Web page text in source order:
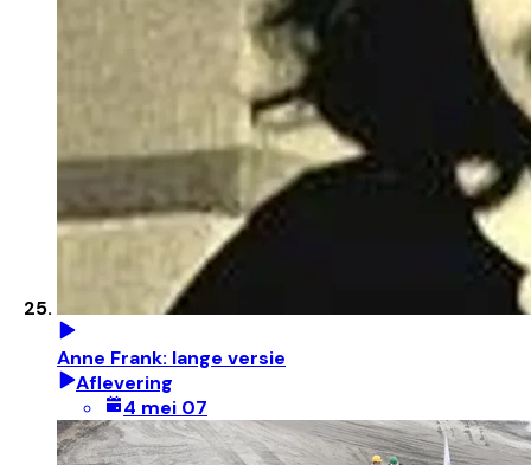
Anne Frank: lange versie
Aflevering
4 mei 07